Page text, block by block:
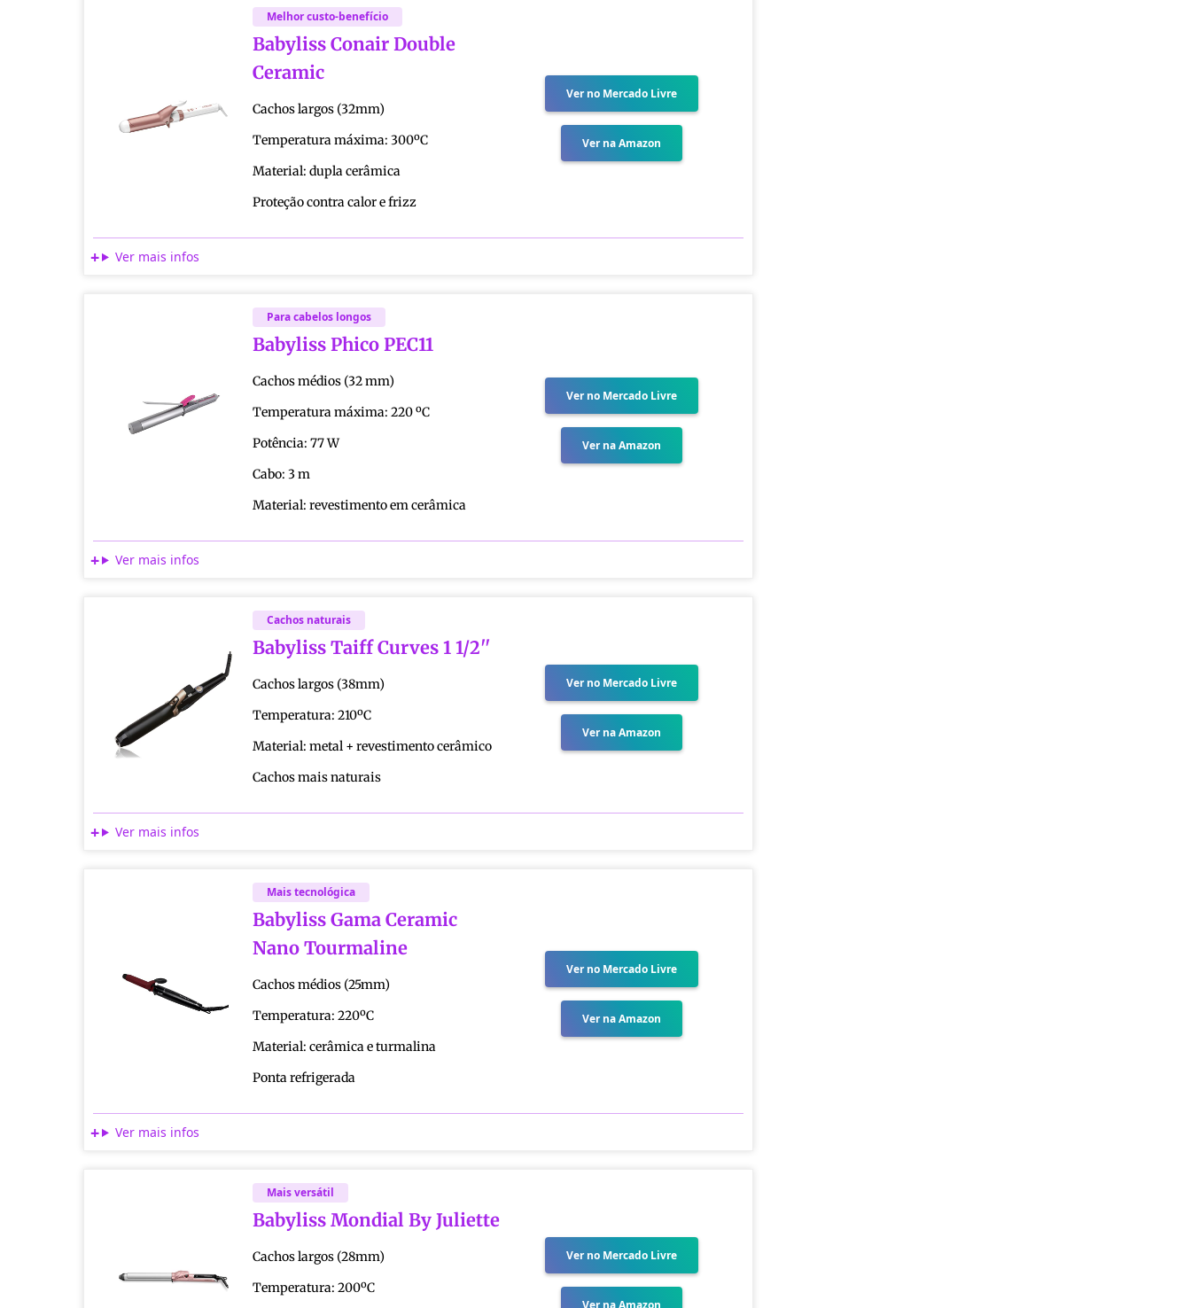
Melhor custo-benefício
Babyliss Conair Double
Ceramic
Cachos largos (32mm)
Temperatura máxima: 300ºC
Material: dupla cerâmica
Proteção contra calor e frizz
Ver no Mercado Livre
Ver na Amazon
Ver mais infos
Para cabelos longos
Babyliss Phico PEC11
Cachos médios (32 mm)
Temperatura máxima: 220 ºC
Potência: 77 W
Cabo: 3 m
Material: revestimento em cerâmica
Ver no Mercado Livre
Ver na Amazon
Ver mais infos
Cachos naturais
Babyliss Taiff Curves 1 1/2''
Cachos largos (38mm)
Temperatura: 210ºC
Material: metal + revestimento cerâmico
Cachos mais naturais
Ver no Mercado Livre
Ver na Amazon
Ver mais infos
Mais tecnológica
Babyliss Gama Ceramic
Nano Tourmaline
Cachos médios (25mm)
Temperatura: 220ºC
Material: cerâmica e turmalina
Ponta refrigerada
Ver no Mercado Livre
Ver na Amazon
Ver mais infos
Mais versátil
Babyliss Mondial By Juliette
Cachos largos (28mm)
Temperatura: 200ºC
Ver no Mercado Livre
Ver na Amazon